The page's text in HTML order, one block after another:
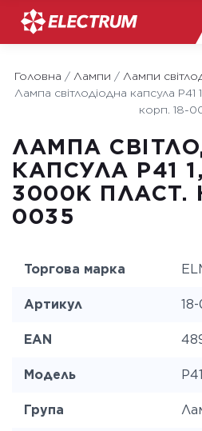
content
Головна / Лампи / Лампи
Лампа світлодіодна капсула P41
корп. 18-
ЛАМПА
КАПСУЛА P41
3000K ПЛАСТ.
0035
Торгова марка
Артикул
EAN
Модель P41
Група